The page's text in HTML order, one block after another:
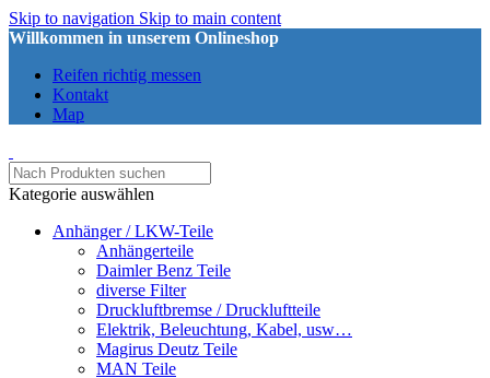
Skip to navigation Skip to main content
Willkommen in unserem Onlineshop
Reifen richtig messen
Kontakt
Map
Kategorie auswählen
Anhänger / LKW-Teile
Anhängerteile
Daimler Benz Teile
diverse Filter
Druckluftbremse / Druckluftteile
Elektrik, Beleuchtung, Kabel, usw…
Magirus Deutz Teile
MAN Teile